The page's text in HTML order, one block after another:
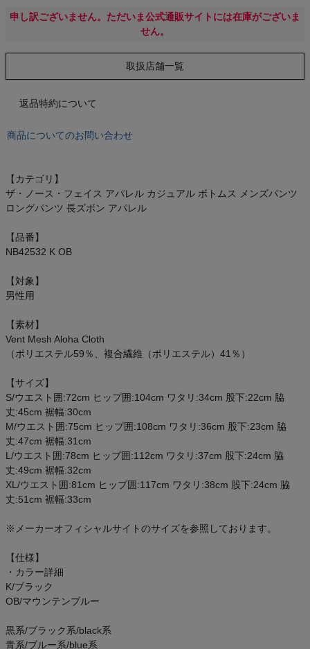
インフィット INFIT
サックス SAXX
オン On
スポーツマリオTOP
ベースボールマリオ（野球商品）
ご利用ガイド
クーポン一覧
商品レビュー
プロテイン・サプリメントまとめ買い
アウトレットセール
スタッフコーディネート
スタッフブログ
申し訳ございません。ただいま公式通販サイトには在庫がございま
せん。
取扱店舗一覧
返品特約について
商品についてのお問い合わせ
【カテゴリ】
ザ・ノース・フェイス アパレル カジュアル ボトムス メンズパンツ
ロングパンツ 長ズボン アパレル
【品番】
NB42532 K OB
【対象】
男性用
【素材】
Vent Mesh Aloha Cloth
（ポリエステル59％、複合繊維（ポリエステル）41％）
【サイズ】
S/ウエスト囲:72cm ヒップ囲:104cm ワタリ:34cm 股下:22cm 脇
丈:45cm 裾幅:30cm
M/ウエスト囲:75cm ヒップ囲:108cm ワタリ:36cm 股下:23cm 脇
丈:47cm 裾幅:31cm
L/ウエスト囲:78cm ヒップ囲:112cm ワタリ:37cm 股下:24cm 脇
丈:49cm 裾幅:32cm
XL/ウエスト囲:81cm ヒップ囲:117cm ワタリ:38cm 股下:24cm 脇
丈:51cm 裾幅:33cm
※メーカーオフィシャルサイトのサイズを参照しております。
【仕様】
・カラー詳細
K/ブラック
OB/マウンテンブルー
黒系/ブラック系/black系
青系/ブルー系/blue系